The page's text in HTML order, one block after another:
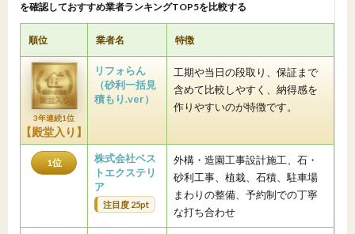
を確認しておすすめ業者ランキングTOP5を比較する
順位 業者名 特徴
3年連続1位
【殿堂入り】
リフォらん
（砂利一括見
積もり.ver）
工期や当日の段取り、保証まで
含めて比較しやすく、納得感を
作りやすいのが特徴です。
1位
株式会社ベス
トエクステリ
ア
注目度 25pt
外構・造園工事設計施工、石・
砂利工事、植栽、石積、駐車場
まわりの整備、予約制での丁寧
な打ち合わせ